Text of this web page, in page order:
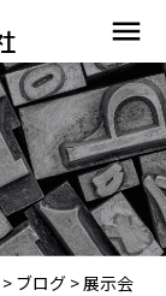
menu
> ブログ >展示会